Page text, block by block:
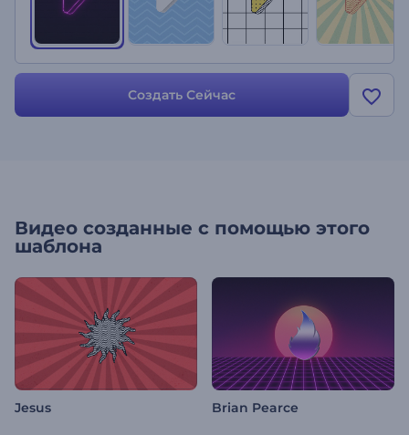
Создать Сейчас
Видео созданные с помощью этого
шаблона
Jesus Brian Pearce